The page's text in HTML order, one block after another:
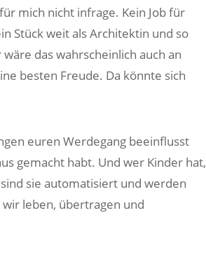
mich nicht infrage. Kein Job für
Stück weit als Architektin und so
das wahrscheinlich auch an
besten Freude. Da könnte sich
euren Werdegang beeinflusst
gemacht habt. Und wer Kinder hat,
sie automatisiert und werden
leben, übertragen und